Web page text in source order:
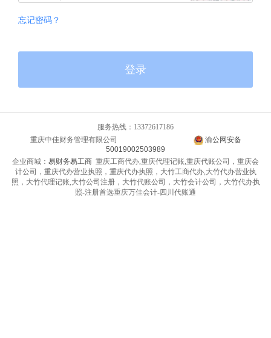
忘记密码？
登录
服务热线：13372617186
重庆中佳财务管理有限公司
渝公网安备
50019002503989
企业商城： 易财务易工商 重庆工商代办,重庆代理记账,重庆代账公司，重庆会
计公司，重庆代办营业执照，重庆代办执照，大竹工商代办,大竹代办营业执
照，大竹代理记账,大竹公司注册，大竹代账公司，大竹会计公司，大竹代办执
照-注册首选重庆万佳会计-四川代账通